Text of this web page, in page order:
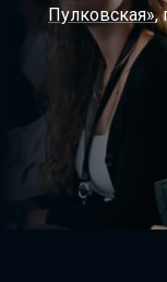
Пулковская»,